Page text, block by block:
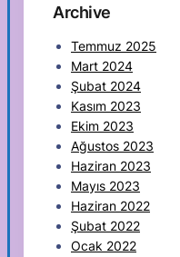
Archive
Temmuz 2025
Mart 2024
Şubat 2024
Kasım 2023
Ekim 2023
Ağustos 2023
Haziran 2023
Mayıs 2023
Haziran 2022
Şubat 2022
Ocak 2022